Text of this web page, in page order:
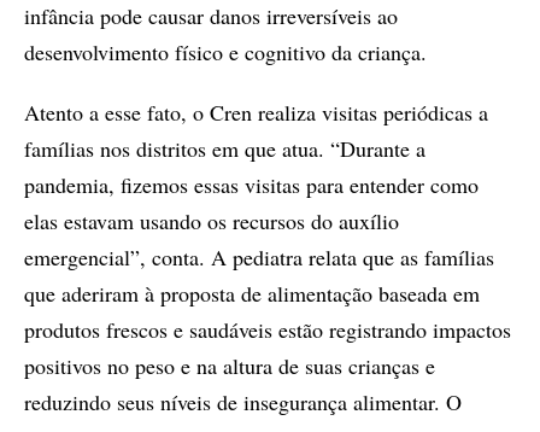
infância pode causar danos irreversíveis ao
desenvolvimento físico e cognitivo da criança.
Atento a esse fato, o Cren realiza visitas periódicas a
famílias nos distritos em que atua. “Durante a
pandemia, fizemos essas visitas para entender como
elas estavam usando os recursos do auxílio
emergencial”, conta. A pediatra relata que as famílias
que aderiram à proposta de alimentação baseada em
produtos frescos e saudáveis estão registrando impactos
positivos no peso e na altura de suas crianças e
reduzindo seus níveis de insegurança alimentar. O